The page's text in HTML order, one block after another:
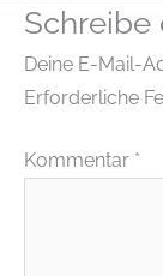
Schreibe
Deine E-Mail-
Erforderliche
Kommentar *